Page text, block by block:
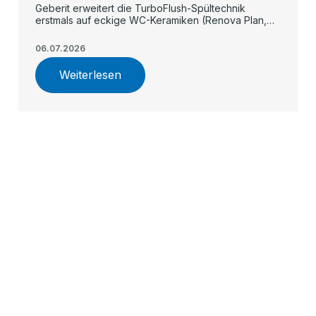
Geberit erweitert die TurboFlush-Spültechnik
erstmals auf eckige WC-Keramiken (Renova Plan,
spülrandlose, flüsterleise Flächenspülung damit in
allen Preissegmenten verfügbar.
06.07.2026
Weiterlesen